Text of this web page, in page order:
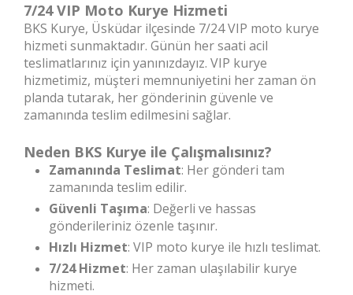
7/24 VIP Moto Kurye Hizmeti
BKS Kurye, Üsküdar ilçesinde 7/24 VIP moto kurye
hizmeti sunmaktadır. Günün her saati acil
teslimatlarınız için yanınızdayız. VIP kurye
hizmetimiz, müşteri memnuniyetini her zaman ön
planda tutarak, her gönderinin güvenle ve
zamanında teslim edilmesini sağlar.
Neden BKS Kurye ile Çalışmalısınız?
Zamanında Teslimat: Her gönderi tam
zamanında teslim edilir.
Güvenli Taşıma: Değerli ve hassas
gönderileriniz özenle taşınır.
Hızlı Hizmet: VIP moto kurye ile hızlı teslimat.
7/24 Hizmet: Her zaman ulaşılabilir kurye
hizmeti.